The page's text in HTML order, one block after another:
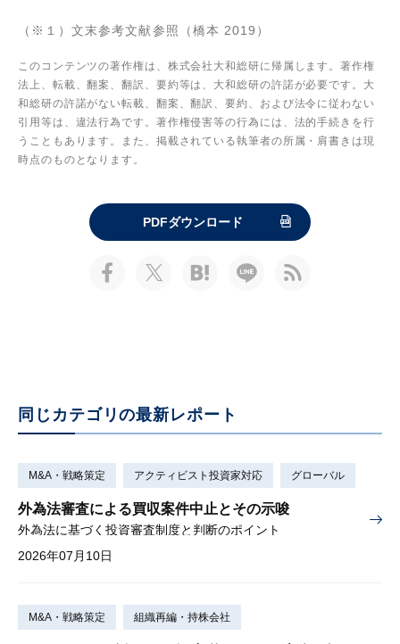
（※１）文末参考文献参照（橋本 2019）
このコンテンツの著作権は、株式会社大和総研に帰属します。著作権
法上、転載、翻案、翻訳、要約等は、大和総研の許諾が必要です。大
和総研の許諾がない転載、翻案、翻訳、要約、および法令に従わない
引用等は、違法行為です。著作権侵害等の行為には、法的手続きを行
うこともあります。また、掲載されている執筆者の所属・肩書きは現
時点のものとなります。
PDFダウンロード
同じカテゴリの最新レポート
M&A・戦略策定 アクティビスト投資家対応 グローバル
外為法審査による買収案件中止とその示唆
外為法に基づく投資審査制度と判断のポイント
2026年07月10日
M&A・戦略策定 組織再編・持株会社